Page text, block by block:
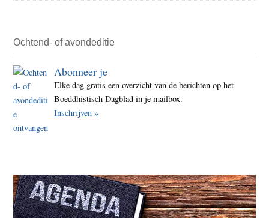
Ochtend- of avondeditie
Abonneer je
Elke dag gratis een overzicht van de berichten op het
Boeddhistisch Dagblad in je mailbox.
Inschrijven »